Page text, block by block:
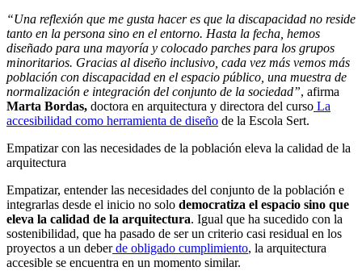
“Una reflexión que me gusta hacer es que la discapacidad no reside
tanto en la persona sino en el entorno. Hasta la fecha, hemos
diseñado para una mayoría y colocado parches para los grupos
minoritarios. Gracias al diseño inclusivo, cada vez más vemos más
población con discapacidad en el espacio público, una muestra de
normalización e integración del conjunto de la sociedad”, afirma
Marta Bordas, doctora en arquitectura y directora del curso La
accesibilidad como herramienta de diseño de la Escola Sert.
Empatizar con las necesidades de la población eleva la calidad de la
arquitectura
Empatizar, entender las necesidades del conjunto de la población e
integrarlas desde el inicio no solo democratiza el espacio sino que
eleva la calidad de la arquitectura. Igual que ha sucedido con la
sostenibilidad, que ha pasado de ser un criterio casi residual en los
proyectos a un deber de obligado cumplimiento, la arquitectura
accesible se encuentra en un momento similar.